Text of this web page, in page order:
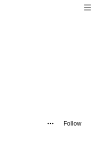
Follow